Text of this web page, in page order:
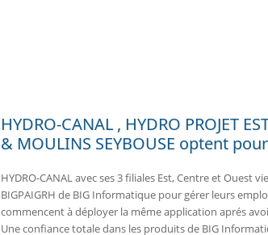
HYDRO-CANAL , HYDRO PROJET
& MOULINS SEYBOUSE optent
HYDRO-CANAL avec ses 3 filiales Est, Centre et Ouest
BIGPAIGRH de BIG Informatique pour gérer leurs
commencent à déployer la même application aprés
Une confiance totale dans les produits de BIG